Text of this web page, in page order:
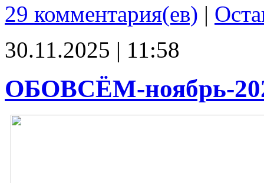
29 комментария(ев) |
30.11.2025 | 11:58
ОБОВСЁМ-ноябрь-